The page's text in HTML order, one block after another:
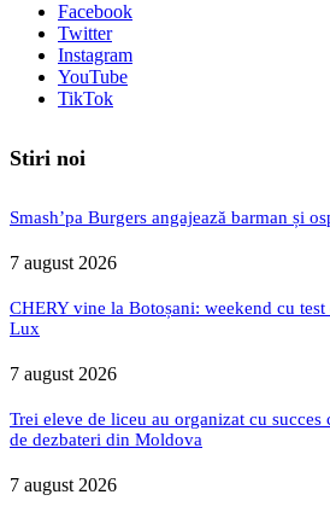
Facebook
Twitter
Instagram
YouTube
TikTok
Stiri noi
Smash’pa Burgers angajează barman și
7 august 2026
CHERY vine la Botoșani: weekend cu
Lux
7 august 2026
Trei eleve de liceu au organizat cu succes
de dezbateri din Moldova
7 august 2026